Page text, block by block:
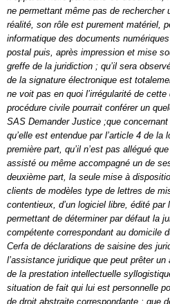
ne permettant même pas de rechercher
réalité, son rôle est purement matériel,
informatique des documents
postal puis, après impression et mise
greffe de la juridiction ; qu’il sera
de la signature électronique est
ne voit pas en quoi l’irrégularité de
procédure civile pourrait conférer un
SAS Demander Justice ;que
qu’elle est entendue par l’article 4 de la
première part, qu’il n’est pas allégué
assisté ou même accompagné un de
deuxième part, la seule mise à
clients de modèles type de lettres de
contentieux, d’un logiciel libre, édité
permettant de déterminer par défaut la
compétente correspondant au domicile
Cerfa de déclarations de saisine des
l’assistance juridique que peut prêter
de la prestation intellectuelle
situation de fait qui lui est personnelle
de droit abstraite correspondante ; que